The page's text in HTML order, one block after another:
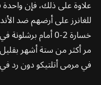
للغانرز على أرضهم ضد
مر أكثر من ستة أشهر
في مرمى أتلتيكو دون رد